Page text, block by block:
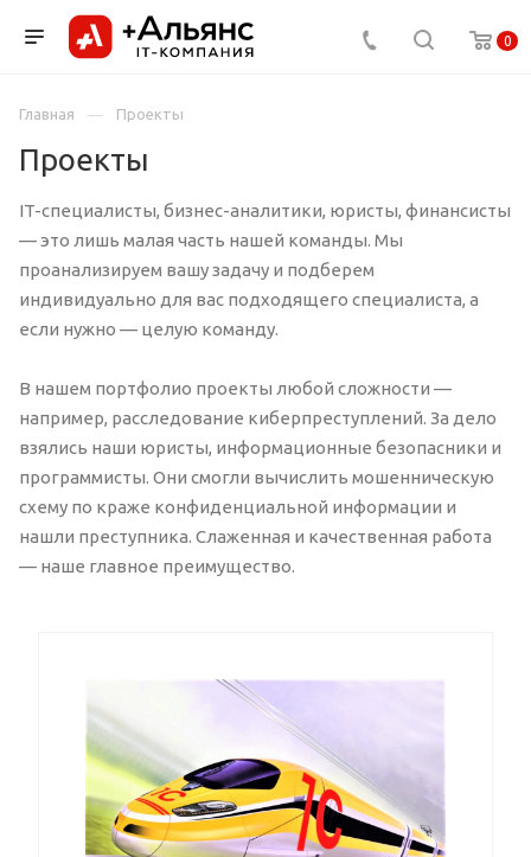
0
Главная Проекты
Проекты
IT-специалисты, бизнес-аналитики, юристы, финансисты
— это лишь малая часть нашей команды. Мы
проанализируем вашу задачу и подберем
индивидуально для вас подходящего специалиста, а
если нужно — целую команду.
В нашем портфолио проекты любой сложности —
например, расследование киберпреступлений. За дело
взялись наши юристы, информационные безопасники и
программисты. Они смогли вычислить мошенническую
схему по краже конфиденциальной информации и
нашли преступника. Слаженная и качественная работа
— наше главное преимущество.